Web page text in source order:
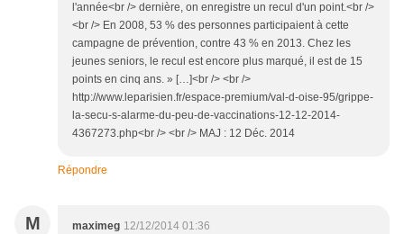
l'année<br /> dernière, on enregistre un recul d'un point.<br />
<br /> En 2008, 53 % des personnes participaient à cette
campagne de prévention, contre 43 % en 2013. Chez les
jeunes seniors, le recul est encore plus marqué, il est de 15
points en cinq ans. » […]<br /> <br />
http://www.leparisien.fr/espace-premium/val-d-oise-95/grippe-
la-secu-s-alarme-du-peu-de-vaccinations-12-12-2014-
4367273.php<br /> <br /> MAJ : 12 Déc. 2014
Répondre
M maximeg 12/12/2014 01:36